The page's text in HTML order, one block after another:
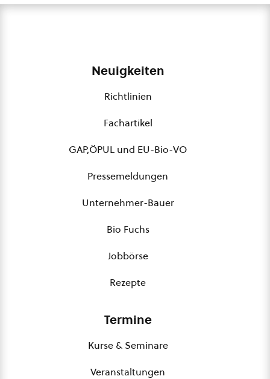
Neuigkeiten
Richtlinien
Fachartikel
GAP,ÖPUL und EU-Bio-VO
Pressemeldungen
Unternehmer-Bauer
Bio Fuchs
Jobbörse
Rezepte
Termine
Kurse & Seminare
Veranstaltungen